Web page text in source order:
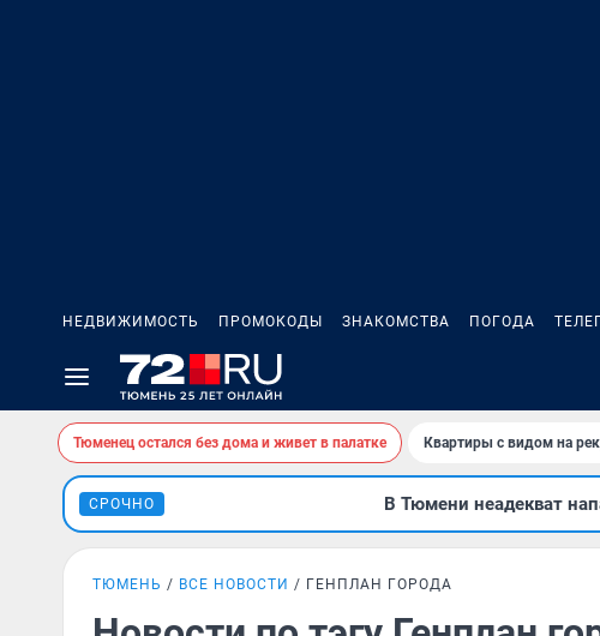
НЕДВИЖИМОСТЬ ПРОМОКОДЫ ЗНАКОМСТВА ПОГОДА
Тюменец остался без дома и живет в палатке Квартиры с видом на
СРОЧНО В Тюмени неадекват
ТЮМЕНЬ ВСЕ НОВОСТИ ГЕНПЛАН ГОРОДА